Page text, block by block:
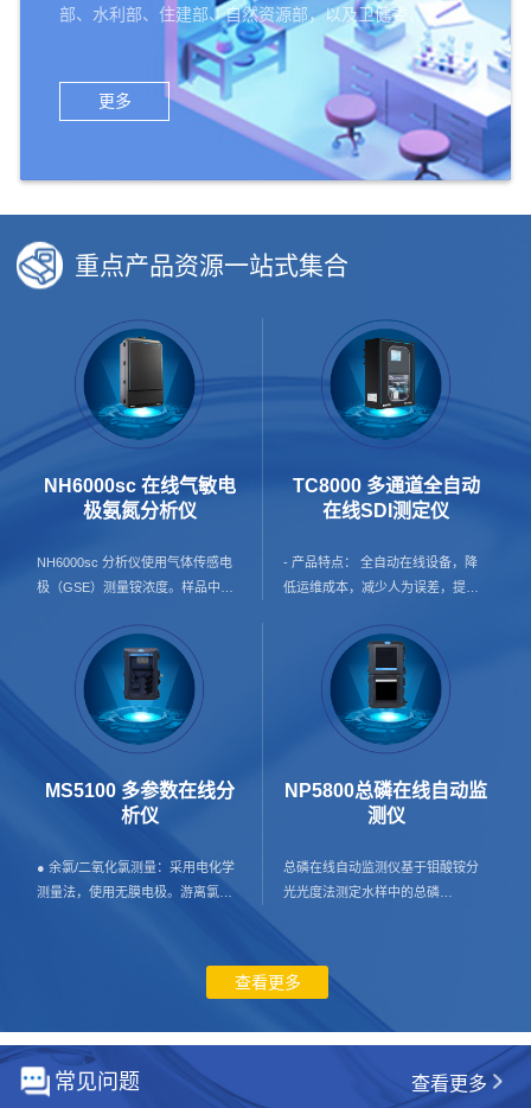
部、水利部、住建部、自然资源部，以及卫健委、农业
部、交通部、科技部、公检法、军队系统等；教育科研
机构机构，包括高校的环境类院系、给排水专业等，以
及环科院、中科院、农科院、林科院、水科院等科研机
构，还有中小学、幼儿园等教育机构。
更多
重点产品资源一站式集合
NH6000sc 在线气敏电
极氨氮分析仪
NH6000sc 分析仪使用气体传感电
极（GSE）测量铵浓度。样品中的
气通过电极的气体渗透膜并被检测
到。该方法支持广泛的测量范围，
并且比基于离子选择性电极（ISE）
的方法更不容易受到交叉敏感性的
影响。 - 应用行业： 地表水 饮用
过程 - 仪器特点： ● 体验出色的高
效和可靠性：NH6000sc 氨氮分析
尽显稳定可靠 通过 NH6000sc 在线
氨氮分析仪简化您的在线操作，该
线气敏电极法氨氮分析仪将为您提
供可靠的测量结果进而提高工艺效
率。 ● 通过可信赖的技术提升正常
TC8000 多通道全自动
在线SDI测定仪
- 产品特点： 全自动在线设备，降
低运维成本，减少人为误差，提升
膜使用寿命； 产品覆盖纯水及海水
两种配置方案，并支持按需增加增
压泵配置，灵活适配不同应用场景
与现场条件； 单台可覆盖1–4个监
测点，自动循环测试，降本增效；
色液晶屏显示，实现便利的人机交
互； - 应用行业： 膜法水处理，
化，工业。 - 产品介绍： SDI是反
渗透系统进水安全核心指标，直接
多通道全自动在线SDI测定仪，严格
遵循国际标准，全自动恒压测试、
自动计算、自动存储，杜绝人工误
差，数据真实可追溯。 实时监控胶
体与颗粒污染趋势，提前预警堵膜
洗、延长RO膜使用寿命，显著降低
MS5100 多参数在线分
析仪
● 余氯/二氧化氯测量：采用电化学
测量法，使用无膜电极。游离氯或
（OCl-）的总和。当pH小于4时，
位时，次氯酸分子在工作电极被还
原为氯离子，此时工作电极和对电
NP5800总磷在线自动监
测仪
总磷在线自动监测仪基于钼酸铵分
光光度法测定水样中的总磷
HJ/T 103-2003 《总磷水质自动分
析仪技术要求》，HJC-ZY97-2022
《水质总磷自动监测仪检测作业指
导书》，HJ 35X-2019 《水污染源
求，总磷在线监测仪测量数据与国
查看更多
常见问题 查看更多